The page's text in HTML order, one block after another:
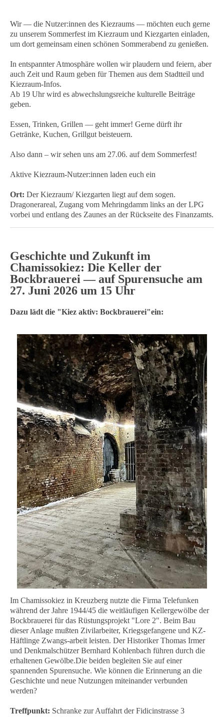
Wir — die Nutzer:innen des Kiezraums — möchten euch gerne
zu unserem Sommerfest im Kiezraum und Kiezgarten einladen,
um dort gemeinsam einen schönen Sommerabend zu genießen.
In entspannter Atmosphäre wollen wir plaudern und feiern, aber
auch Zeit und Raum geben für Themen aus dem Stadtteil und
Kiezraum-Infos.
Ab 19 Uhr wird es abwechslungsreiche kulturelle Beiträge
geben.
Essen, Trinken, Grillen — geht immer! Gerne dürft ihr
Getränke, Kuchen, Grillgut beisteuern.
Also dann – wir sehen uns am 27.06. auf dem Sommerfest!
Aktive Kiezraum-Nutzer:innen laden euch ein
Ort: Der Kiezraum/ Kiezgarten liegt auf dem sogen.
Dragonerareal, Zugang vom Mehringdamm links an der LPG
vorbei und entlang des Zaunes an der Rückseite des Finanzamts.
Geschichte und Zukunft im
Chamissokiez: Die Keller der
Bockbrauerei — auf Spurensuche am
27. Juni 2026 um 15 Uhr
Dazu lädt die "Kiez aktiv: Bockbrauerei"ein:
Im Chamissokiez in Kreuzberg nutzte die Firma Telefunken
während der Jahre 1944/45 die weitläufigen Kellergewölbe der
Bockbrauerei für das Rüstungsprojekt "Lore 2". Beim Bau
dieser Anlage mußten Zivilarbeiter, Kriegsgefangene und KZ-
Häftlinge Zwangs-arbeit leisten. Der Historiker Thomas Irmer
und Denkmalschützer Bernhard Kohlenbach führen durch die
erhaltenen Gewölbe.Die beiden begleiten Sie auf einer
spannenden Spurensuche. Wie können die Erinnerung an die
Geschichte und neue Nutzungen miteinander verbunden
werden?
Treffpunkt: Schranke zur Auffahrt der Fidicinstrasse 3